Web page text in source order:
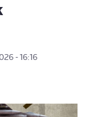
- 16:16